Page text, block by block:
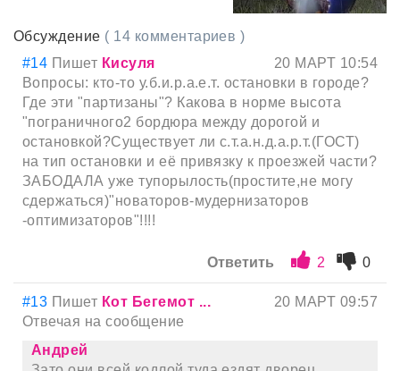
Обсуждение ( 14 комментариев )
#14 Пишет Кисуля
20 МАРТ 10:54
Вопросы: кто-то у.б.и.р.а.е.т. остановки в городе?
Где эти "партизаны"? Какова в норме высота
"пограничного2 бордюра между дорогой и
остановкой?Существует ли с.т.а.н.д.а.р.т.(ГОСТ)
на тип остановки и её привязку к проезжей части?
ЗАБОДАЛА уже тупорылость(простите,не могу
сдержаться)"новаторов-мудернизаторов
-оптимизаторов"!!!!
Ответить 2 0
#13 Пишет Кот Бегемот ...
20 МАРТ 09:57
Отвечая на сообщение
Андрей